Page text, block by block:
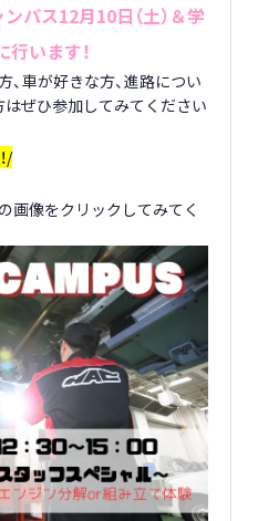
パス12月10日（土）＆学
行います！
車が好きな方、進路につい
はぜひ参加してみてください
/
画像をクリックしてみてく